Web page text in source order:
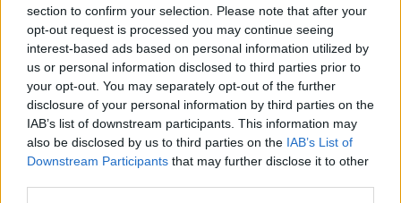
section to confirm your selection. Please note that after your
opt-out request is processed you may continue seeing
interest-based ads based on personal information utilized by
us or personal information disclosed to third parties prior to
your opt-out. You may separately opt-out of the further
disclosure of your personal information by third parties on the
IAB’s list of downstream participants. This information may
also be disclosed by us to third parties on the IAB’s List of
Downstream Participants that may further disclose it to other
Výstavba nových lázní na Třeboňsku se zřejmě zpozdí
9.1.2001 17:30 | TŘEBOŇ ( ČIA
Výstavbu nového lázeňského komplexu na Třeboňsku zahájí
společnost Lavana pravděpodobně o několik měsíců později, než
původně avizovala. Nový lázeňský areál by se měl v budoucnu
rozkládat na přibližně 90 ha mezi rybníky Opatovický a Svět.
rychlodráhy Praha-Kladno